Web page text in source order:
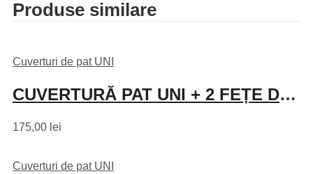
Produse similare
Cuverturi de pat UNI
CUVERTURĂ PAT UNI + 2 FEȚE DE PERNĂ – CREM DESCHIS
175,00 lei
Cuverturi de pat UNI